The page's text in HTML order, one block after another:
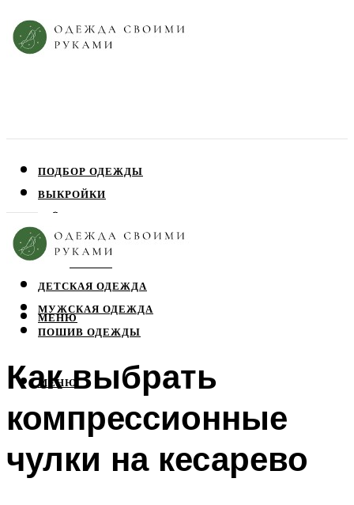
ПОДБОР ОДЕЖДЫ
ВЫКРОЙКИ
ЮБКИ
ДЕТСКАЯ ОДЕЖДА
МУЖСКАЯ ОДЕЖДА
ПОШИВ ОДЕЖДЫ
МЕНЮ
МЕНЮ
Как выбрать
компрессионные
чулки на кесарево